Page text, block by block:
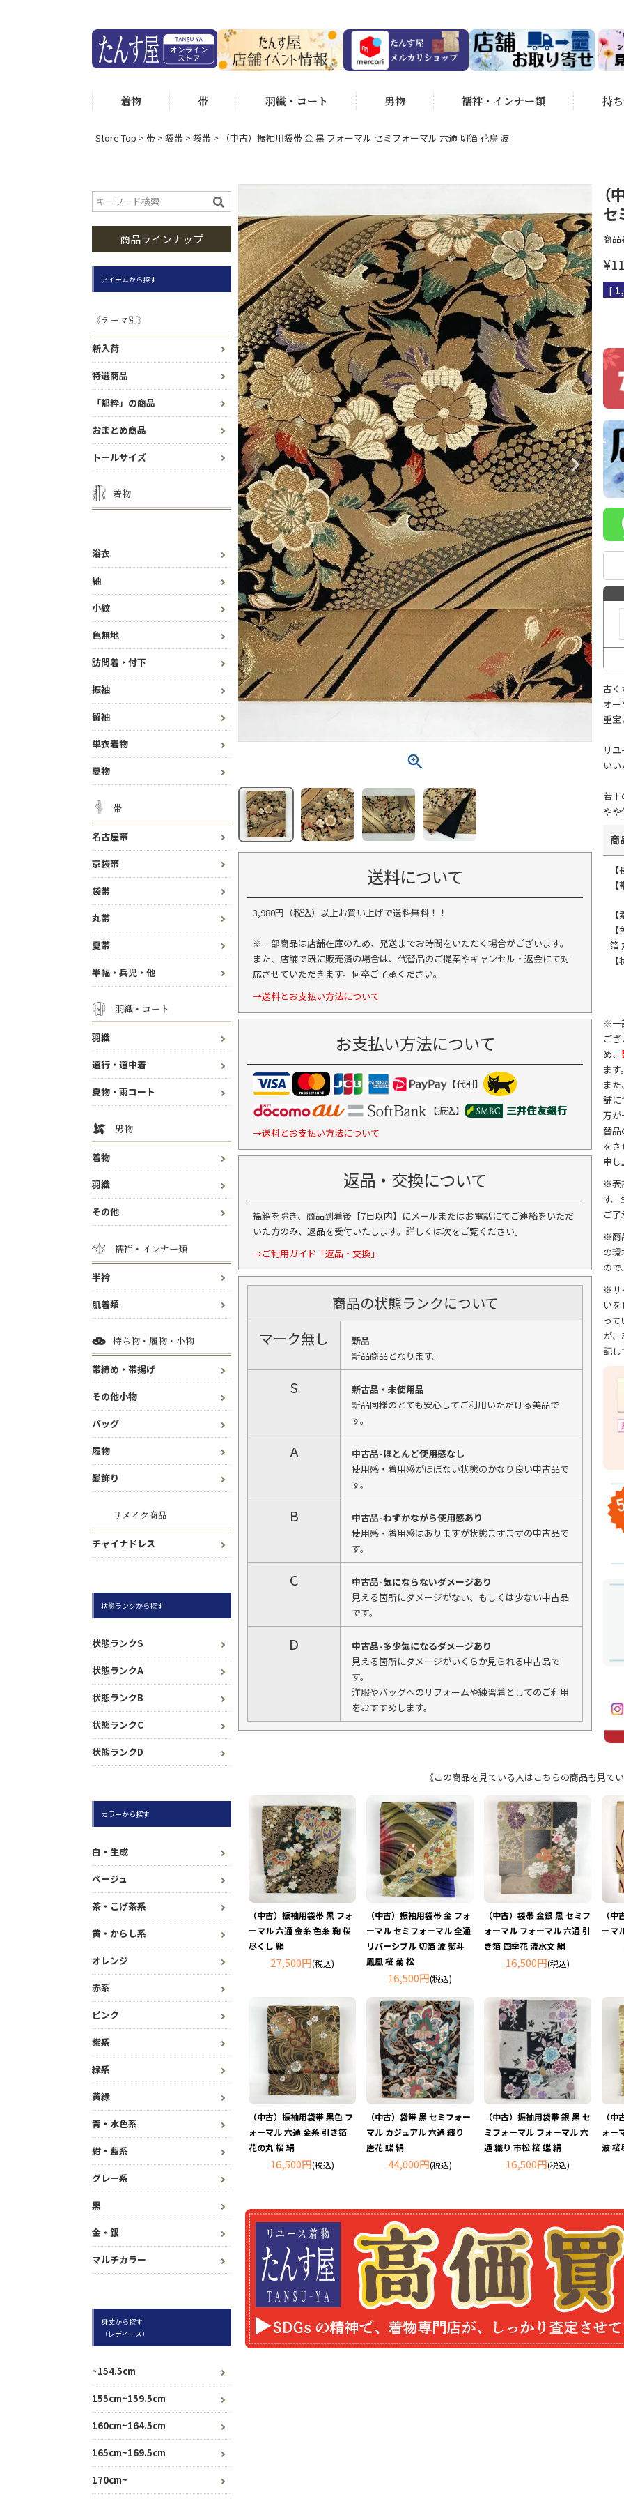
着物 帯 羽織・コート 男物 襦袢・インナー類 持
Store Top 帯 袋帯 袋帯 （中古）振袖用袋帯 金 黒 フォーマル セミフォーマル 六通 切箔 花鳥 波
商品ラインナップ
アイテムから探す
《テーマ別》
新入荷
特選商品
「都粋」の商品
おまとめ商品
トールサイズ
着物
浴衣
紬
小紋
色無地
訪問着・付下
振袖
留袖
単衣着物
夏物
帯
名古屋帯
京袋帯
袋帯
丸帯
夏帯
半幅・兵児・他
羽織・コート
羽織
道行・道中着
夏物・雨コート
男物
着物
羽織
その他
襦袢・インナー類
半衿
肌着類
持ち物・履物・小物
帯締め・帯揚げ
その他小物
バッグ
履物
髪飾り
リメイク商品
チャイナドレス
状態ランクから探す
状態ランクS
状態ランクA
状態ランクB
状態ランクC
状態ランクD
カラーから探す
白・生成
ベージュ
茶・こげ茶系
黄・からし系
オレンジ
赤系
ピンク
紫系
緑系
黄緑
青・水色系
紺・藍系
グレー系
黒
金・銀
マルチカラー
身丈から探す
（レディース）
~154.5cm
155cm~159.5cm
160cm~164.5cm
165cm~169.5cm
170cm~
送料について
3,980円（税込）以上お買い上げで送料無料！！
※一部商品は店舗在庫のため、発送までお時間をいただく場合がございます。
また、店舗で既に販売済の場合は、代替品のご提案やキャンセル・返金にて対
応させていただきます。何卒ご了承ください。
→送料とお支払い方法について
お支払い方法について
【代引】
【振込】
→送料とお支払い方法について
返品・交換について
福箱を除き、商品到着後【7日以内】にメールまたはお電話にてご連絡をいただ
いた方のみ、返品を受付いたします。詳しくは次をご覧ください。
→ご利用ガイド「返品・交換」
商品の状態ランクについて
マーク無し
新品
新品商品となります。
S
新古品・未使用品
新品同様のとても安心してご利用いただける美品で
す。
A
中古品-ほとんど使用感なし
使用感・着用感がほぼない状態のかなり良い中古品で
す。
B
中古品-わずかながら使用感あり
使用感・着用感はありますが状態まずまずの中古品で
す。
C
中古品-気にならないダメージあり
見える箇所にダメージがない、もしくは少ない中古品
です。
D
中古品-多少気になるダメージあり
見える箇所にダメージがいくらか見られる中古品で
す。
洋服やバッグへのリフォームや練習着としてのご利用
をおすすめします。
（
セ
商品
¥
[
古く
オ
重宝
リ
い
若干
や
商
箔
※一
ご
め、
ます
ま
舗に
万が
替品
を
申し
※表
す
ご
※商
の
の
※サ
い
っ
が
記し
《この商品を見ている人はこちらの商品も見て
（中古）振袖用袋帯 黒 フォ
ーマル 六通 金糸 色糸 鞠 桜
尽くし 絹
27,500円(税込)
（中古）振袖用袋帯 金 フォ
ーマル セミフォーマル 全通
リバーシブル 切箔 波 熨斗
鳳凰 桜 菊 松
16,500円(税込)
（中古）袋帯 金銀 黒 セミフ
ォーマル フォーマル 六通 引
き箔 四季花 流水文 絹
16,500円(税込)
（
ーマ
（中古）振袖用袋帯 黒色 フ
ォーマル 六通 金糸 引き箔
花の丸 桜 絹
16,500円(税込)
（中古）袋帯 黒 セミフォー
マル カジュアル 六通 織り
唐花 蝶 絹
44,000円(税込)
（中古）振袖用袋帯 銀 黒 セ
ミフォーマル フォーマル 六
通 織り 市松 桜 蝶 絹
16,500円(税込)
（
ォー
波 桜